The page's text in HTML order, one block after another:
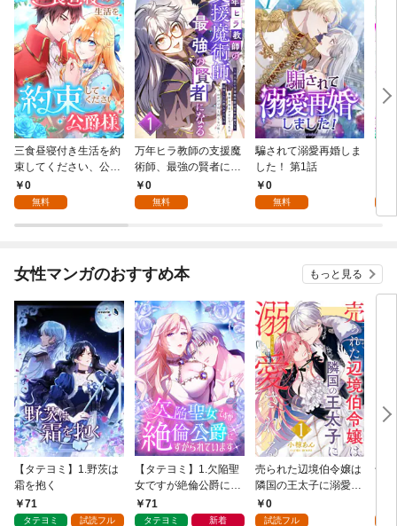
三食昼寝付き生活を約
束してください、公爵
様 1話
0
無料
万年ヒラ教師の支援魔
術師、最強の賢者にな
る～不人気の支援魔術
師は給料泥棒だと魔術
らない件～ 第1話
0
無料
騙されて溺愛再婚しま
した！ 第1話
0
無料
女性マンガのおすすめ本 もっと見る
【タテヨミ】1.野茨は
霜を抱く
71
タテヨミ 試読フル
【タテヨミ】1.欠陥聖
女ですが絶倫公爵にす
がられています
71
タテヨミ 新着
売られた辺境伯令嬢は
隣国の王太子に溺愛さ
れる 1
0
試読フル
千
家